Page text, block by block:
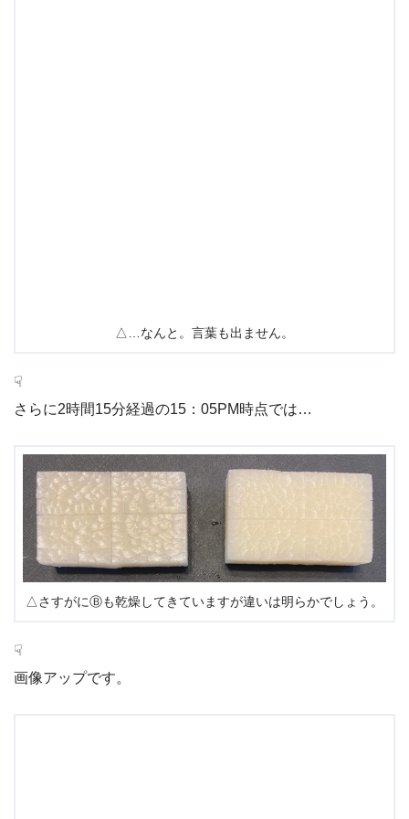
△…なんと。言葉も出ません。
☟
さらに2時間15分経過の15：05PM時点では…
△さすがにⒷも乾燥してきていますが違いは明らかでしょう。
☟
画像アップです。